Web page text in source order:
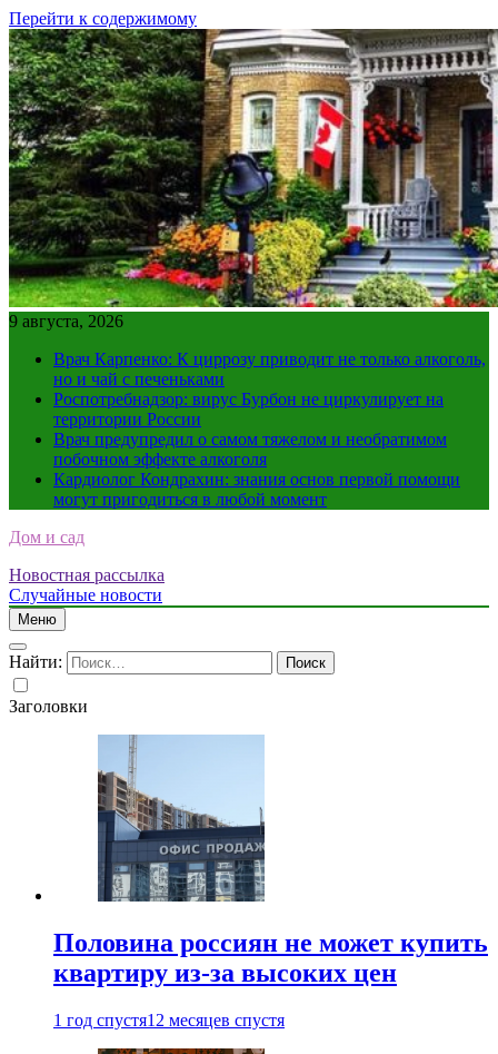
Перейти к содержимому
9 августа, 2026
Врач Карпенко: К циррозу приводит не только алкоголь,
но и чай с печеньками
Роспотребнадзор: вирус Бурбон не циркулирует на
территории России
Врач предупредил о самом тяжелом и необратимом
побочном эффекте алкоголя
Кардиолог Кондрахин: знания основ первой помощи
могут пригодиться в любой момент
Дом и сад
Новостная рассылка
Случайные новости
Меню
Найти:
Заголовки
Половина россиян не может купить
квартиру из-за высоких цен
1 год спустя12 месяцев спустя